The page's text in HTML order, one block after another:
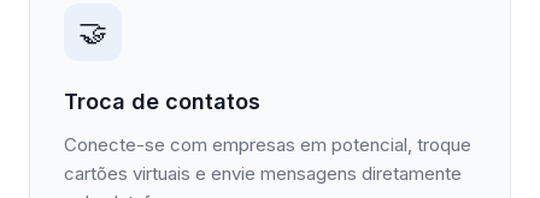
🤝
Troca de contatos
Conecte-se com empresas em potencial, troque
cartões virtuais e envie mensagens diretamente